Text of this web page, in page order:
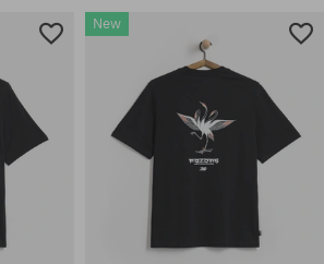
Dostępne rozmiary:
New